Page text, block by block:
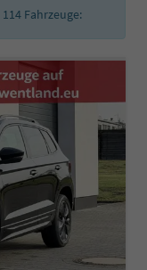
114 Fahrzeuge: